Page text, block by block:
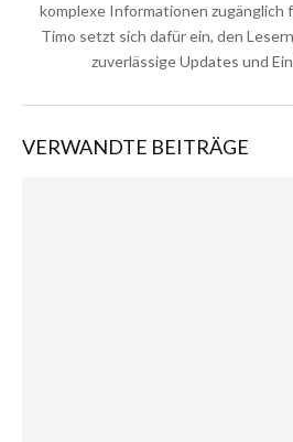
komplexe Informationen zugänglich
Timo setzt sich dafür ein, den
zuverlässige Updates und
VERWANDTE BEITRÄGE